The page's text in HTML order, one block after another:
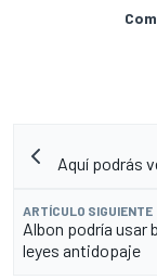
Aquí podrás
ARTÍCULO SIGUIENTE
Albon podría usar
leyes antidopaje